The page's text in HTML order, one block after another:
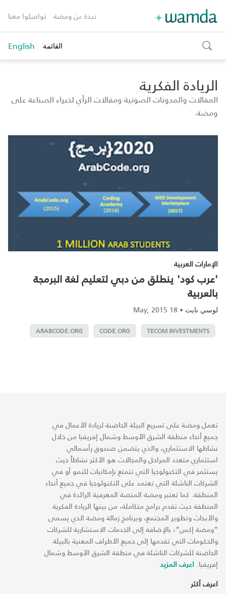
نبذة عن ومضة تواصلوا معنا
toggle
search
القائمة English
الريادة الفكرية
المقالات والمدونات الصوتية ومقالات الرأي لخبراء الصناعة على
ومضة.
الإمارات العربية
'عرب كود' ينطلق من دبي لتعليم لغة البرمجة
بالعربية
لوسي نايت •
18 May, 2015
TECOM INVESTMENTS
CODE.ORG
ARABCODE.ORG
تعمل ومضة على تسريع البيئة الحاضنة لريادة الأعمال في
جميع أنحاء منطقة الشرق الأوسط وشمال إفريقيا من خلال
نشاطها الاستثماري، والذي يتضمن صندوق رأسمالي
استثماري متعدد المراحل والمجالات هو الأكثر نشاطاً حيث
يستثمر في التكنولوجيا التي تتمتع بإمكانيات للنمو أو في
الشركات الناشئة التي تعتمد على التكنولوجيا في جميع أنحاء
المنطقة. كما تعتبر ومضة المنصة المعرفية الرائدة في
المنطقة حيث تقدم برامج متكاملة، من بينها الريادة الفكرية
والأبحاث وتطوير المجتمع، وبرنامج زمالة ومضة الذي يسمى
“ومضة إكس“، بالإضافة إلى الخدمات الاستشارية للشركات
والحكومات التي تقدمها إلى جميع الأطراف المعنية بالبيئة
الحاضنة للشركات الناشئة في منطقة الشرق الأوسط وشمال
إفريقيا. اعرف المزيد
اعرف أكثر